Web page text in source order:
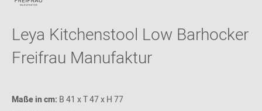
Leya Kitchenstool Low Barhocker
Freifrau Manufaktur
Maße in cm: B 41 x T 47 x H 77